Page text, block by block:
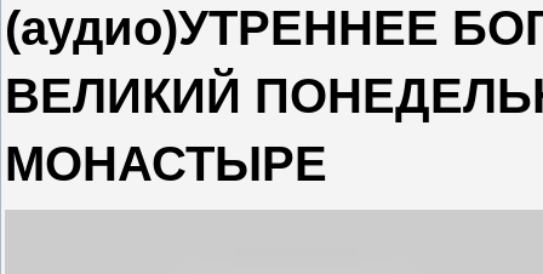
(аудио)УТРЕННЕЕ
ВЕЛИКИЙ
МОНАСТЫРЕ